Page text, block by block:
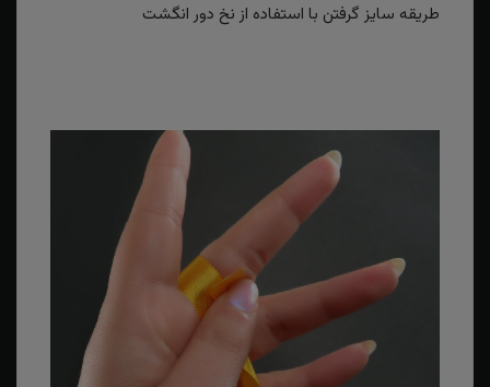
طریقه سایز گرفتن با استفاده از نخ دور انگشت